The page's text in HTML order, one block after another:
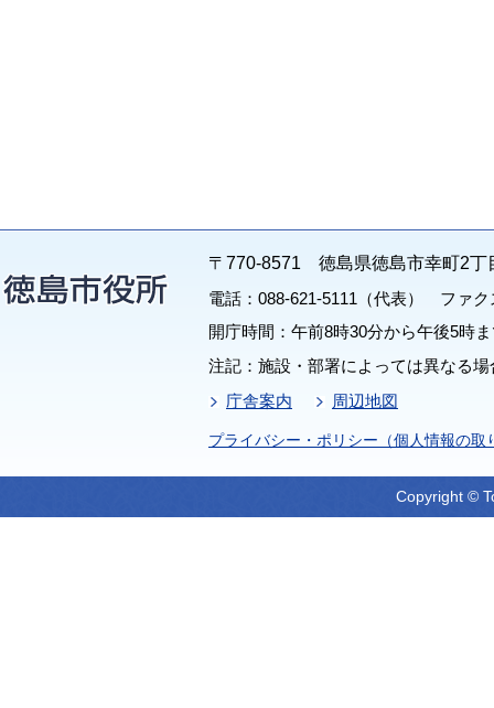
〒770-8571 徳島県徳島市幸町2丁
電話：088-621-5111（代表） ファク
開庁時間：午前8時30分から午後5時
注記：施設・部署によっては異なる
庁舎案内
周辺地図
プライバシー・ポリシー（個人情報の取
Copyright ©